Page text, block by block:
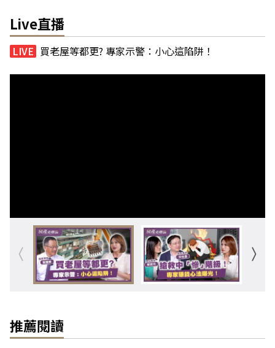
Live直播
買老屋等都更? 專家示警：小心這陷阱！
推薦閱讀